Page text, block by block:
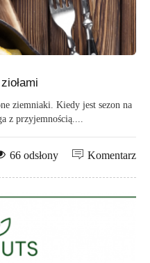
ziemniaki. Kiedy jest sezon na
z przyjemnością....
Komentarz
66 odsłony